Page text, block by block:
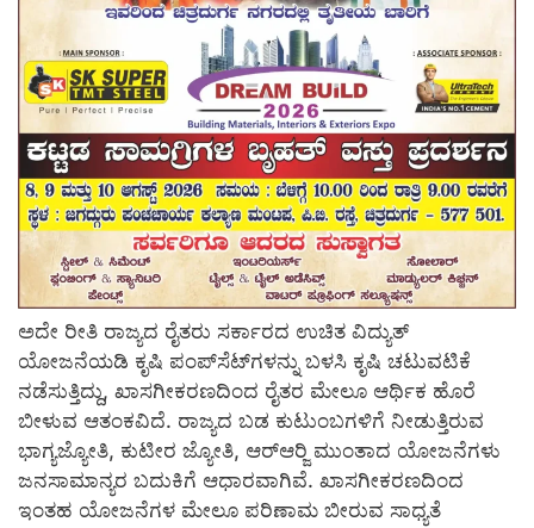
ಅದೇ ರೀತಿ ರಾಜ್ಯದ ರೈತರು ಸರ್ಕಾರದ ಉಚಿತ ವಿದ್ಯುತ್
ಯೋಜನೆಯಡಿ ಕೃಷಿ ಪಂಪ್‍ಸೆಟ್‍ಗಳನ್ನು ಬಳಸಿ ಕೃಷಿ ಚಟುವಟಿಕೆ
ನಡೆಸುತ್ತಿದ್ದು, ಖಾಸಗೀಕರಣದಿಂದ ರೈತರ ಮೇಲೂ ಆರ್ಥಿಕ ಹೊರೆ
ಬೀಳುವ ಆತಂಕವಿದೆ. ರಾಜ್ಯದ ಬಡ ಕುಟುಂಬಗಳಿಗೆ ನೀಡುತ್ತಿರುವ
ಭಾಗ್ಯಜ್ಯೋತಿ, ಕುಟೀರ ಜ್ಯೋತಿ, ಆರ್‍ಆರ್‍ಜಿ ಮುಂತಾದ ಯೋಜನೆಗಳು
ಜನಸಾಮಾನ್ಯರ ಬದುಕಿಗೆ ಆಧಾರವಾಗಿವೆ. ಖಾಸಗೀಕರಣದಿಂದ
ಇಂತಹ ಯೋಜನೆಗಳ ಮೇಲೂ ಪರಿಣಾಮ ಬೀರುವ ಸಾಧ್ಯತೆ